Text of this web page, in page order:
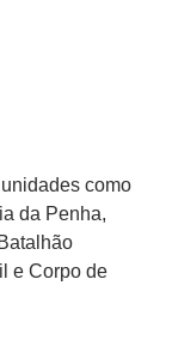
como
da Penha,
e Corpo de